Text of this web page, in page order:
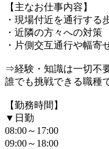
【主なお仕事内容】
・現場付近を通行する
・近隣の方々への対策
・片側交互通行や幅寄
⇒経験・知識は一切不
誰でも挑戦できる職種
【勤務時間】
▼日勤
08:00～17:00
09:00～18:00